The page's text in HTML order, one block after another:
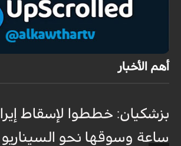
أهم الأخبار
ساعة وسوقها نحو